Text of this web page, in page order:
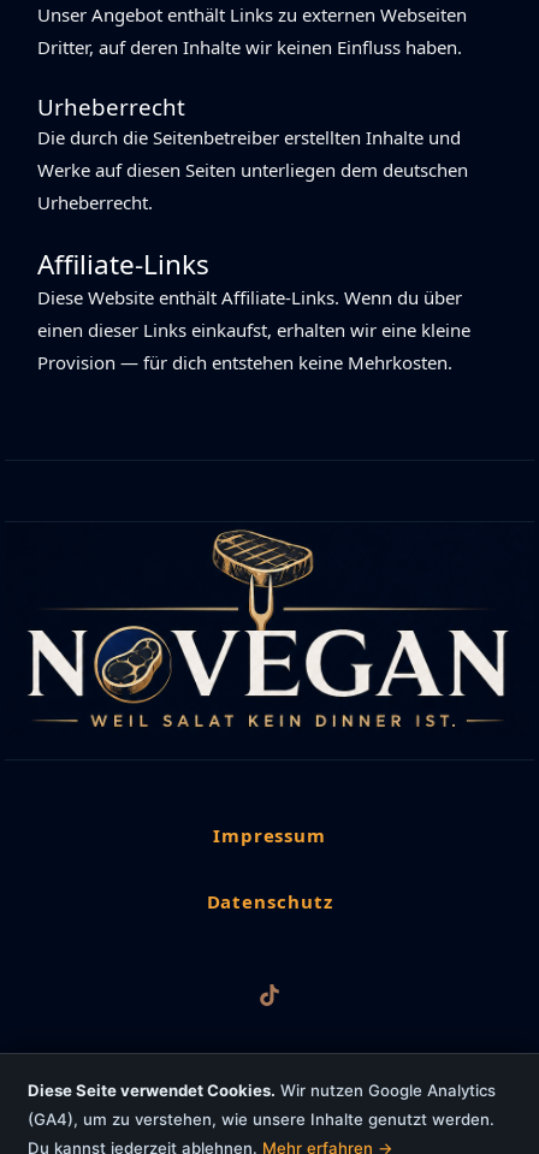
Unser Angebot enthält Links zu externen Webseiten
Dritter, auf deren Inhalte wir keinen Einfluss haben.
Urheberrecht
Die durch die Seitenbetreiber erstellten Inhalte und
Werke auf diesen Seiten unterliegen dem deutschen
Urheberrecht.
Affiliate-Links
Diese Website enthält Affiliate-Links. Wenn du über
einen dieser Links einkaufst, erhalten wir eine kleine
Provision — für dich entstehen keine Mehrkosten.
Impressum
Datenschutz
Copyright © 2026 NoVegan
Powered by worldwideweb4u
Diese Seite verwendet Cookies. Wir nutzen Google Analytics
(GA4), um zu verstehen, wie unsere Inhalte genutzt werden.
Du kannst jederzeit ablehnen. Mehr erfahren →